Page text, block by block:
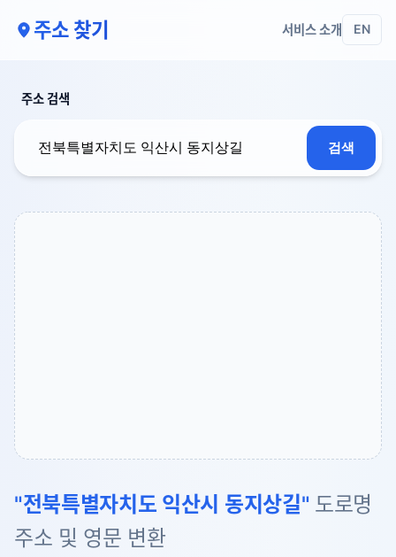
주소 찾기 서비스 소개 EN
주소 검색
검색
"전북특별자치도 익산시 동지상길" 도로명
주소 및 영문 변환